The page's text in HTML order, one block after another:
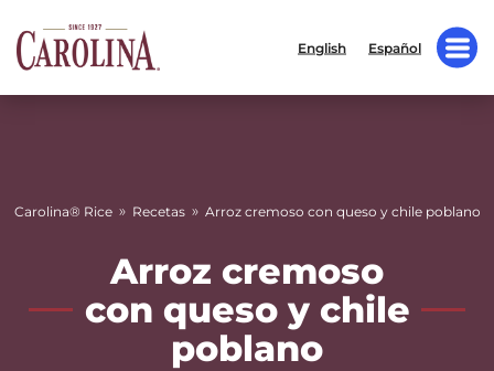
English Español
Carolina® Rice » Recetas » Arroz cremoso con queso y chile poblano
Arroz cremoso
con queso y chile
poblano